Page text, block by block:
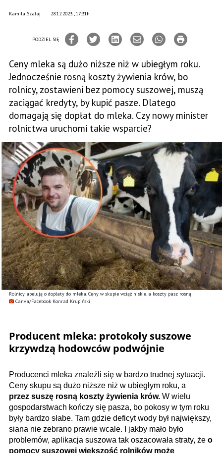
Rolnicy apelują o dopłaty do mleka. Ceny w skupie wciąż niskie, a koszty pasz rosną
Canva/Facebook Konrad Krupiński
28.12.2023., 17:31h
Kamila Szałaj
PODZIEL SIĘ
Ceny mleka są dużo niższe niż w ubiegłym roku.
Jednocześnie rosną koszty żywienia krów, bo
rolnicy, zostawieni bez pomocy suszowej, muszą
zaciągać kredyty, by kupić pasze. Dlatego
domagają się dopłat do mleka. Czy nowy minister
rolnictwa uruchomi takie wsparcie?
Producent mleka: protokoły suszowe
krzywdzą hodowców podwójnie
Producenci mleka znaleźli się w bardzo trudnej sytuacji.
Ceny skupu są dużo niższe niż w ubiegłym roku, a
przez suszę rosną koszty żywienia krów. W wielu
gospodarstwach kończy się pasza, bo pokosy w tym roku
były bardzo słabe. Tam gdzie deficyt wody był największy,
siana nie zebrano prawie wcale. I jakby mało było
problemów, aplikacja suszowa tak oszacowała straty, że o
pomocy suszowej większość rolników może